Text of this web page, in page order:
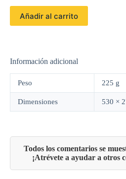
Añadir al carrito
Información adicional
Peso 225 g
Dimensiones 530 ×